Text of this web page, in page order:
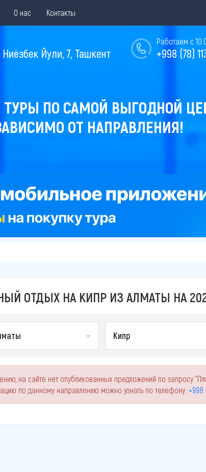
О нас Контакты
Работаем с
+998 (78)
Йули, 7, Ташкент
ПО САМОЙ ВЫГОДНОЙ
ОТ НАПРАВЛЕНИЯ!
ОТДЫХ НА КИПР ИЗ АЛМАТЫ НА
Кипр
на сайте нет опубликованных предложений по запросу
по данному направлению можно узнать по телефону: +998